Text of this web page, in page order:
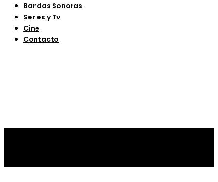
Bandas Sonoras
Series y Tv
Cine
Contacto